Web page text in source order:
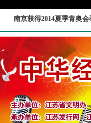
南京获得2014夏季青奥会